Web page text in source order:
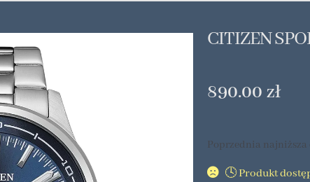
CITIZEN
890.00 zł
Poprzednia najniższa
🕓 Produkt